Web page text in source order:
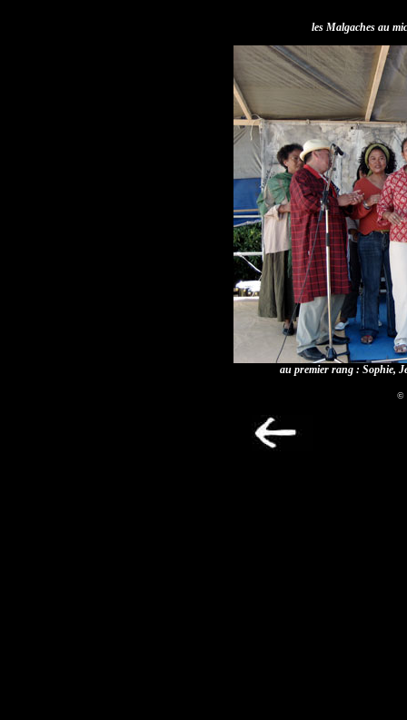
les Malgaches au
au premier rang : Sophie,
©